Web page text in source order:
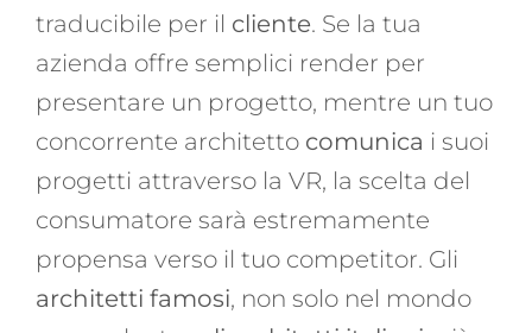
traducibile per il cliente. Se la tua
azienda offre semplici render per
presentare un progetto, mentre un tuo
concorrente architetto comunica i suoi
progetti attraverso la VR, la scelta del
consumatore sarà estremamente
propensa verso il tuo competitor. Gli
architetti famosi, non solo nel mondo